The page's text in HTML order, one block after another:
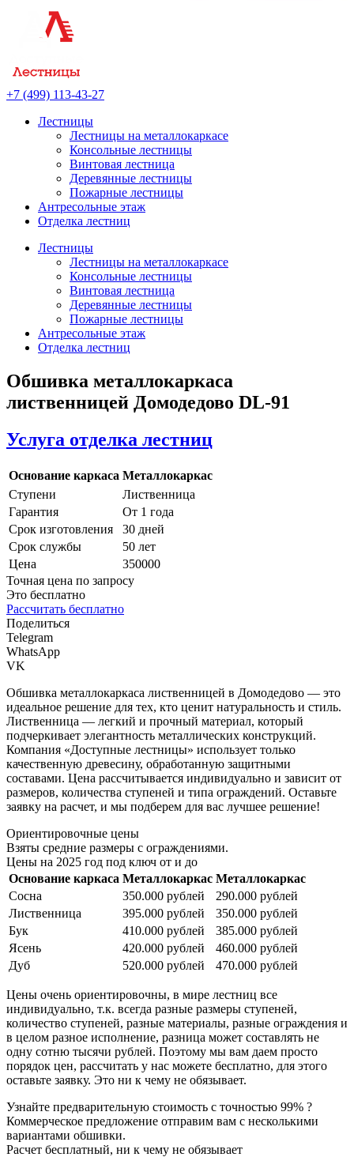
+7 (499) 113-43-27
Лестницы
Лестницы на металлокаркасе
Консольные лестницы
Винтовая лестница
Деревянные лестницы
Пожарные лестницы
Антресольные этаж
Отделка лестниц
Лестницы
Лестницы на металлокаркасе
Консольные лестницы
Винтовая лестница
Деревянные лестницы
Пожарные лестницы
Антресольные этаж
Отделка лестниц
Обшивка металлокаркаса
лиственницей Домодедово DL-91
Услуга отделка лестниц
Основание каркаса Металлокаркас
Ступени
Лиственница
Гарантия
От 1 года
Срок изготовления
30 дней
Срок службы
50 лет
Цена
350000
Точная цена по запросу
Это бесплатно
Рассчитать бесплатно
Поделиться
Telegram
WhatsApp
VK
Обшивка металлокаркаса лиственницей в Домодедово — это
идеальное решение для тех, кто ценит натуральность и стиль.
Лиственница — легкий и прочный материал, который
подчеркивает элегантность металлических конструкций.
Компания «Доступные лестницы» использует только
качественную древесину, обработанную защитными
составами. Цена рассчитывается индивидуально и зависит от
размеров, количества ступеней и типа ограждений. Оставьте
заявку на расчет, и мы подберем для вас лучшее решение!
Ориентировочные цены
Взяты средние размеры с ограждениями.
Цены на 2025 год под ключ от и до
Основание каркаса Металлокаркас Металлокаркас
Сосна
350.000 рублей
290.000 рублей
Лиственница
395.000 рублей
350.000 рублей
Бук
410.000 рублей
385.000 рублей
Ясень
420.000 рублей
460.000 рублей
Дуб
520.000 рублей 470.000 рублей
Цены очень ориентировочны, в мире лестниц все
индивидуально, т.к. всегда разные размеры ступеней,
количество ступеней, разные материалы, разные ограждения и
в целом разное исполнение, разница может составлять не
одну сотню тысячи рублей. Поэтому мы вам даем просто
порядок цен, рассчитать у нас можете бесплатно, для этого
оставьте заявку. Это ни к чему не обязывает.
Узнайте предварительную стоимость с точностью 99% ?
Коммерческое предложение отправим вам с несколькими
вариантами обшивки.
Расчет бесплатный, ни к чему не обязывает